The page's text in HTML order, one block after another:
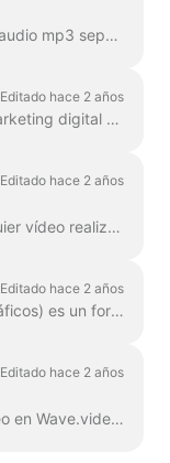
¿Necesitas guardar un archivo de audio mp3 separado de tu vídeo para tu podcast, o simplemente quieres utilizarlo como voz en off? ¡Es fácil con wave.video! Primero,...
Editado hace 2 años
Ya has terminado tu anuncio de marketing digital y estás listo para compartirlo con el mundo. ¿Y ahora qué? Es hora de publicarlo. En la ed. de Wave.video...
Editado hace 2 años
Por "proyecto" entendemos cualquier vídeo realizado en Wave.video. Así es como puedes crear un nuevo proyecto. Puedes seleccionar y personalizar una plantilla de vídeo en la pág...
Editado hace 2 años
GIF (formato de intercambio de gráficos) es un formato popular utilizado desde finales de 1980 para compartir imágenes y animaciones cortas. Los GIF sólo pueden almacenar 256 colores, ...
Editado hace 2 años
Una vez que hayas creado un vídeo en Wave.video, tendrás que renderizarlo para poder compartirlo en las redes sociales o descargarlo directamente a tu compu...